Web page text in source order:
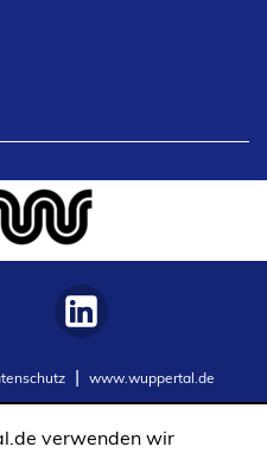
www.wuppertal.de
verwenden wir